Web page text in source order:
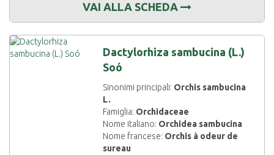
VAI ALLA SCHEDA
Dactylorhiza sambucina (L.)
Soó
Sinonimi principali: Orchis sambucina
L.
Famiglia: Orchidaceae
Nome italiano: Orchidea sambucina
Nome francese: Orchis à odeur de
sureau